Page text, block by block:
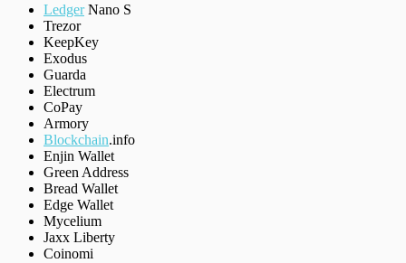
LedgerNano S
Trezor
KeepKey
Exodus
Guarda
Electrum
CoPay
Armory
Blockchain.info
Enjin Wallet
Green Address
Bread Wallet
Edge Wallet
Mycelium
Jaxx Liberty
Coinomi